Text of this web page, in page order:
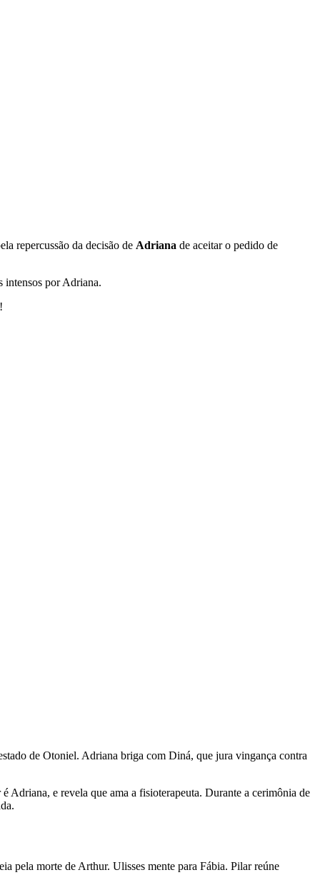
repercussão da decisão de Adriana de aceitar o pedido de
intensos por Adriana.
de Otoniel. Adriana briga com Diná, que jura vingança contra
Adriana, e revela que ama a fisioterapeuta. Durante a cerimônia de
pela morte de Arthur. Ulisses mente para Fábia. Pilar reúne